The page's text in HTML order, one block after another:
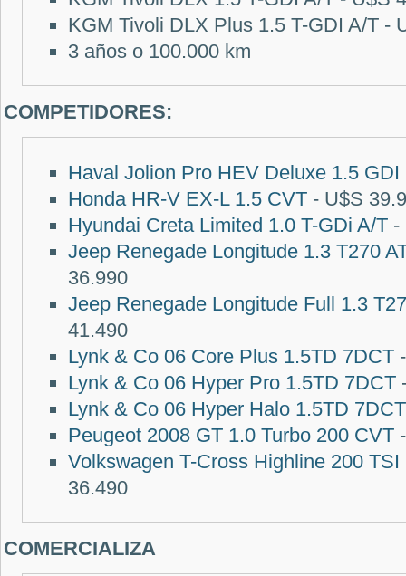
KGM Tivoli DLX Plus 1.5 T-GDI A/T -
3 años o 100.000 km
COMPETIDORES:
Haval Jolion Pro HEV Deluxe 1.5 GDI
Honda HR-V EX-L 1.5 CVT - U$S
Hyundai Creta Limited 1.0 T-GDi A/T -
Jeep Renegade Longitude 1.3 T270
36.990
Jeep Renegade Longitude Full 1.3
41.490
Lynk & Co 06 Core Plus 1.5TD 7DCT
Lynk & Co 06 Hyper Pro 1.5TD 7DCT
Lynk & Co 06 Hyper Halo 1.5TD 7DCT
Peugeot 2008 GT 1.0 Turbo 200 CVT
Volkswagen T-Cross Highline 200 TSI
36.490
COMERCIALIZA